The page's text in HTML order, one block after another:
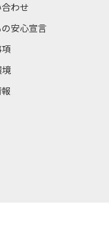
わせ
安心宣言